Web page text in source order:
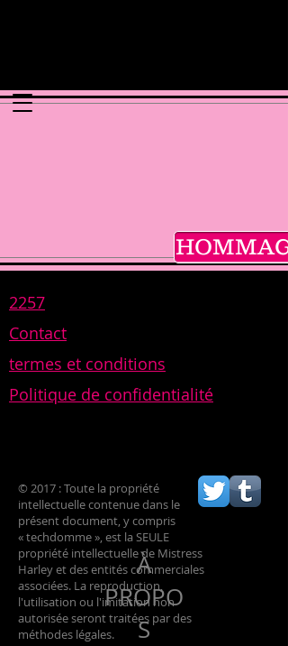
CHA
NCE
ORTU
NE
À
PROPO
S
2257
Contact
termes et conditions
Politique de confidentialité
© 2017 : Toute la propriété
intellectuelle contenue dans le
présent document, y compris
« techdomme », est la SEULE
propriété intellectuelle de Mistress
Harley et des entités commerciales
associées. La reproduction,
l'utilisation ou l'imitation non
autorisée seront traitées par des
méthodes légales.